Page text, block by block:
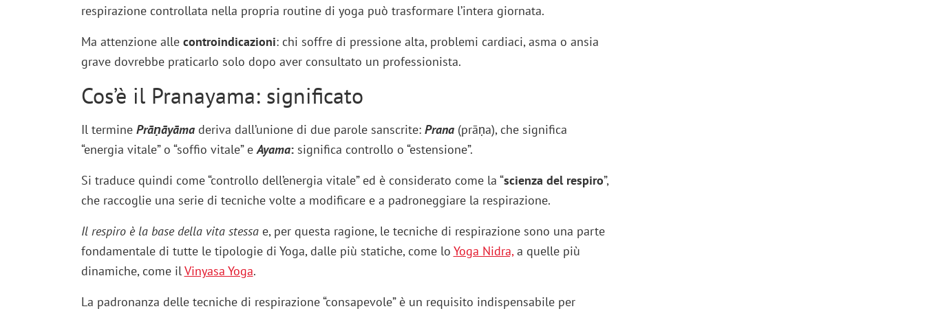
respirazione controllata nella propria routine di yoga può trasformare l’intera giornata.
Ma attenzione alle controindicazioni: chi soffre di pressione alta, problemi cardiaci, asma o ansia
grave dovrebbe praticarlo solo dopo aver consultato un professionista.
Cos’è il Pranayama: significato
Il termine Prāṇāyāma deriva dall’unione di due parole sanscrite: Prana(prāṇa), che significa
“energia vitale” o “soffio vitale” eAyama:significa controllo o “estensione”.
Si traduce quindi come “controllo dell’energia vitale” ed è considerato come la “scienza del respiro”,
che raccoglie una serie di tecniche volte a modificare e a padroneggiare la respirazione.
Il respiro è la base della vita stessae, per questa ragione, le tecniche di respirazione sono una parte
fondamentale di tutte le tipologie di Yoga, dalle più statiche, come lo Yoga Nidra,a quelle più
dinamiche, come ilVinyasa Yoga.
La padronanza delle tecniche di respirazione “consapevole” è un requisito indispensabile per